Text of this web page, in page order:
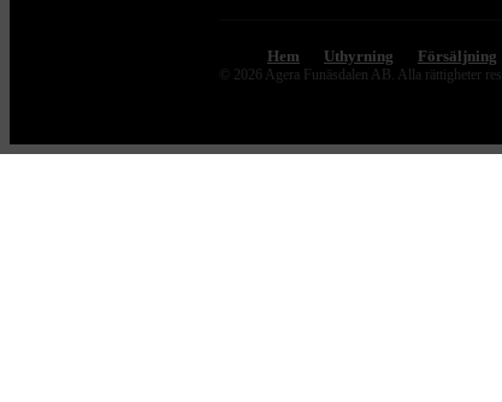
Hem Uthyrning Försäljning
© 2026 Agera Funäsdalen AB. Alla rättigheter